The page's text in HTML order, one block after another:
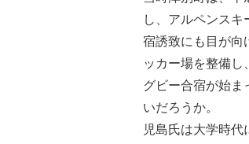
し、アルペンス
宿誘致にも目が向
ッカー場を整備
グビー合宿が始ま
いだろうか。
児島氏は大学時